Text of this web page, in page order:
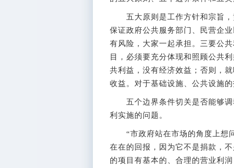
五大原则是工作方针和宗旨，
保证政府公共服务部门、民营企
有风险，大家一起承担。三要公
目，必须要充分体现和照顾公共
共利益，没有经济效益；否则，
收益。对于基础设施、公共设施
五个边界条件切关是否能够调
利实施的问题。
“市政府站在市场的角度上想问
在在的回报，因为它不是捐款，
的项目有基本的、合理的营业利